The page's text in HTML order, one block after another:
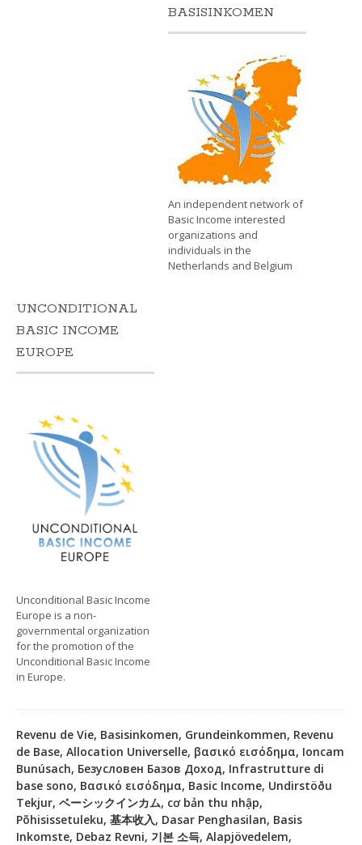
BASISINKOMEN
An independent network of
Basic Income interested
organizations and
individuals in the
Netherlands and Belgium
UNCONDITIONAL
BASIC INCOME
EUROPE
Unconditional Basic Income
Europe is a non-
governmental organization
for the promotion of the
Unconditional Basic Income
in Europe.
Revenu de Vie, Basisinkomen, Grundeinkommen, Revenu
de Base, Allocation Universelle, βασικό εισόδημα, Ioncam
Bunúsach, Безусловен Базов Доход, Infrastrutture di
base sono, Βασικό εισόδημα, Basic Income, Undirstöðu
Tekjur, ベーシックインカム, cơ bản thu nhập,
Põhisissetuleku, 基本收入, Dasar Penghasilan, Basis
Inkomste, Debaz Revni, 기본 소득, Alapjövedelem,